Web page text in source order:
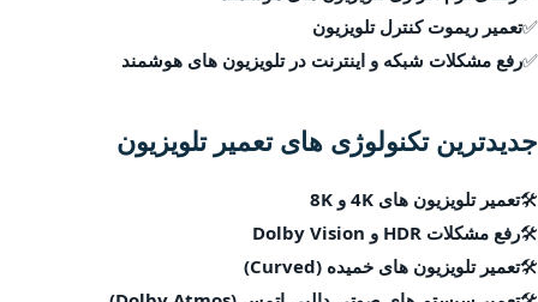
✅تعمیر ریموت کنترل تلویزیون
✅رفع مشکلات شبکه و اینترنت در تلویزیون های هوشمند
جدیدترین تکنولوژی های تعمیر تلویزیون
🛠تعمیر تلویزیون های 4K و 8K
🛠رفع مشکلات HDR و Dolby Vision
🛠تعمیر تلویزیون های خمیده (Curved)